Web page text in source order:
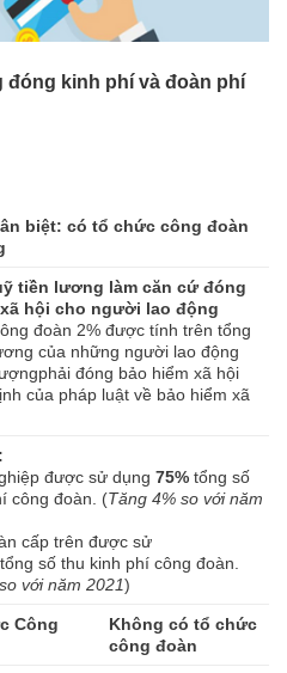
đóng kinh phí và đoàn phí
biệt: có tổ chức công đoàn
tiền lương làm căn cứ đóng
hội cho người lao động
đoàn 2% được tính trên tổng
của những người lao động
đóng bảo hiểm xã hội
của pháp luật về bảo hiểm xã
được sử dụng75% tổng số
công đoàn. (Tăng 4% so với năm
cấp trên được sử
tổng số thu kinh phí công đoàn.
với năm 2021)
Công
Không có tổ chức
công đoàn